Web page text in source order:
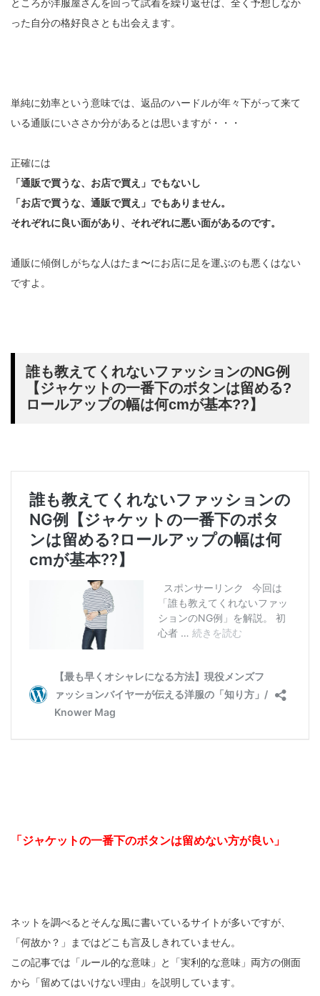
ところが洋服屋さんを回って試着を繰り返せば、全く予想しなか
った自分の格好良さとも出会えます。
単純に効率という意味では、返品のハードルが年々下がって来て
いる通販にいささか分があるとは思いますが・・・
正確には
「通販で買うな、お店で買え」でもないし
「お店で買うな、通販で買え」でもありません。
それぞれに良い面があり、それぞれに悪い面があるのです。
通販に傾倒しがちな人はたま〜にお店に足を運ぶのも悪くはない
ですよ。
誰も教えてくれないファッションのNG例
【ジャケットの一番下のボタンは留める?
ロールアップの幅は何cmが基本??】
「ジャケットの一番下のボタンは留めない方が良い」
ネットを調べるとそんな風に書いているサイトが多いですが、
「何故か？」まではどこも言及しきれていません。
この記事では「ルール的な意味」と「実利的な意味」両方の側面
から「留めてはいけない理由」を説明しています。